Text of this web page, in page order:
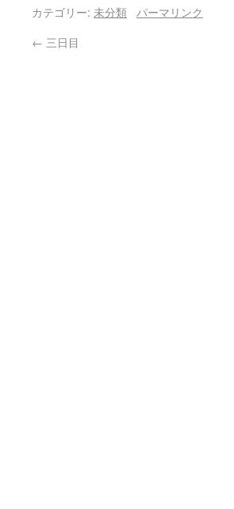
カテゴリー: 未分類
パーマリンク
← 三日目